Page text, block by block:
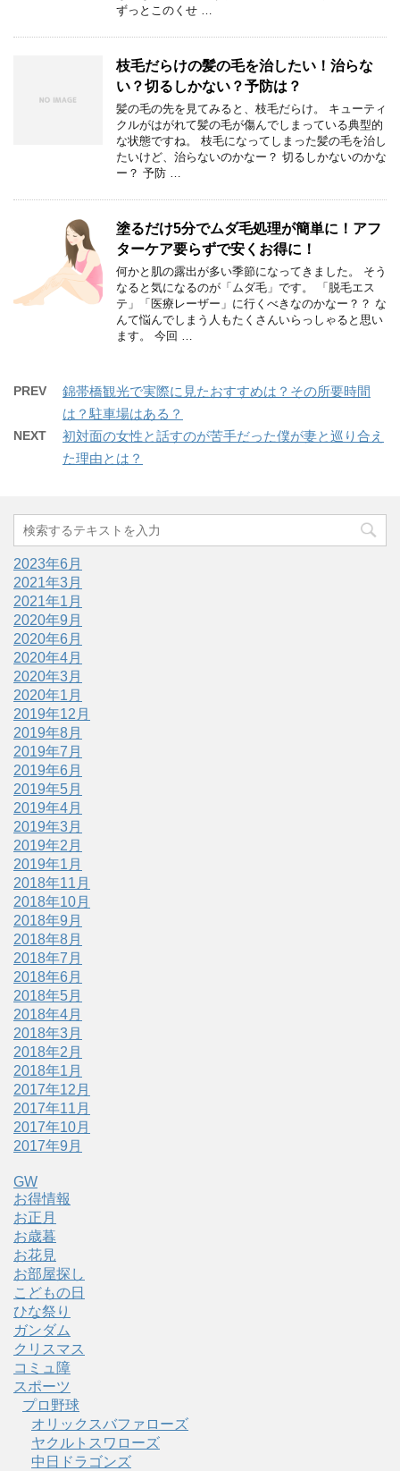
ずっとこのくせ …
枝毛だらけの髪の毛を治したい！治らな
い？切るしかない？予防は？
髪の毛の先を見てみると、枝毛だらけ。 キューティ
クルがはがれて髪の毛が傷んでしまっている典型的
な状態ですね。 枝毛になってしまった髪の毛を治し
たいけど、治らないのかなー？ 切るしかないのかな
ー？ 予防 …
塗るだけ5分でムダ毛処理が簡単に！アフ
ターケア要らずで安くお得に！
何かと肌の露出が多い季節になってきました。 そう
なると気になるのが「ムダ毛」です。 「脱毛エス
テ」「医療レーザー」に行くべきなのかなー？？ な
んて悩んでしまう人もたくさんいらっしゃると思い
ます。 今回 …
PREV
錦帯橋観光で実際に見たおすすめは？その所要時間
は？駐車場はある？
NEXT
初対面の女性と話すのが苦手だった僕が妻と巡り合え
た理由とは？
2023年6月
2021年3月
2021年1月
2020年9月
2020年6月
2020年4月
2020年3月
2020年1月
2019年12月
2019年8月
2019年7月
2019年6月
2019年5月
2019年4月
2019年3月
2019年2月
2019年1月
2018年11月
2018年10月
2018年9月
2018年8月
2018年7月
2018年6月
2018年5月
2018年4月
2018年3月
2018年2月
2018年1月
2017年12月
2017年11月
2017年10月
2017年9月
GW
お得情報
お正月
お歳暮
お花見
お部屋探し
こどもの日
ひな祭り
ガンダム
クリスマス
コミュ障
スポーツ
プロ野球
オリックスバファローズ
ヤクルトスワローズ
中日ドラゴンズ